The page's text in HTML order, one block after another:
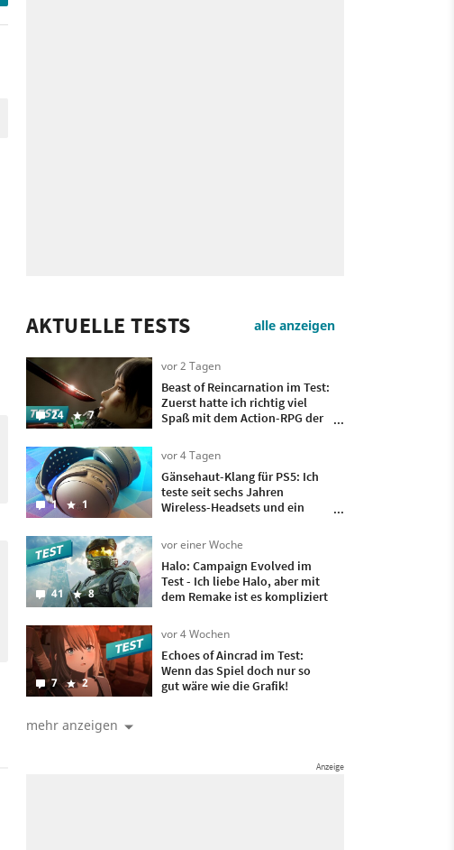
AKTUELLE TESTS alle anzeigen
24 7
vor 2 Tagen
Beast of Reincarnation im Test:
Zuerst hatte ich richtig viel
Spaß mit dem Action-RPG der
irgendwann wollte ich nur
noch, dass es vorbei ist
1 1
vor 4 Tagen
Gänsehaut-Klang für PS5: Ich
teste seit sechs Jahren
Wireless-Headsets und ein
auf meinem Kopf
41 8
vor einer Woche
Halo: Campaign Evolved im
Test - Ich liebe Halo, aber mit
dem Remake ist es kompliziert
7 2
vor 4 Wochen
Echoes of Aincrad im Test:
Wenn das Spiel doch nur so
gut wäre wie die Grafik!
mehr anzeigen